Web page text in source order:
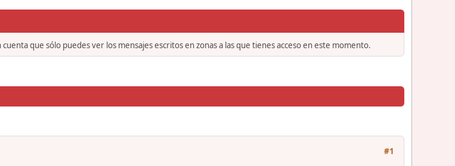
que sólo puedes ver los mensajes escritos en zonas a las que tienes acceso en este momento.
#1